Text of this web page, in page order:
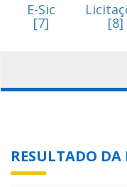
E-Sic
[7] [8]
RESULTADO DA